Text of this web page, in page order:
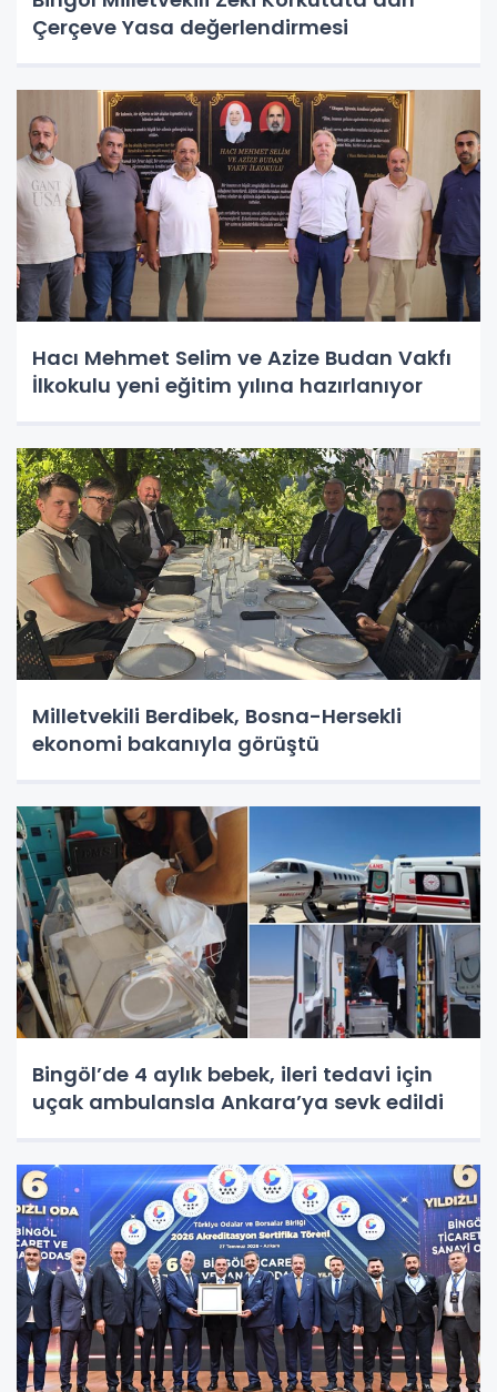
Çerçeve Yasa değerlendirmesi
Hacı Mehmet Selim ve Azize Budan Vakfı
İlkokulu yeni eğitim yılına hazırlanıyor
Milletvekili Berdibek, Bosna-Hersekli
ekonomi bakanıyla görüştü
Bingöl’de 4 aylık bebek, ileri tedavi için
uçak ambulansla Ankara’ya sevk edildi